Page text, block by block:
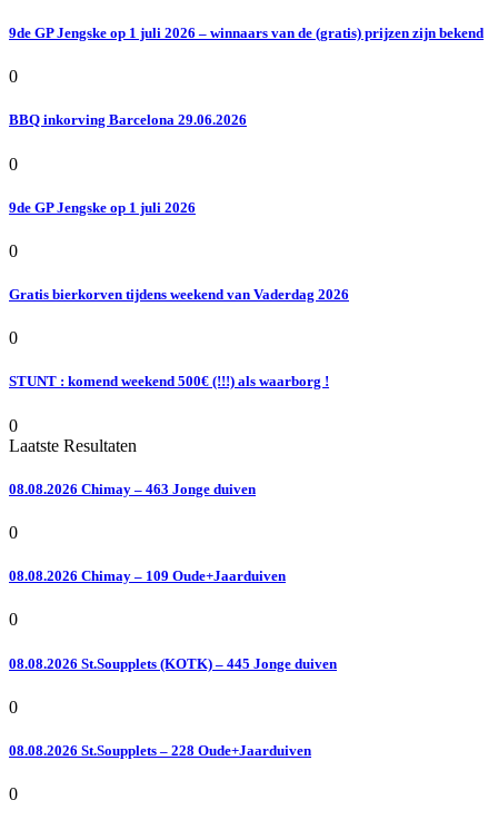
9de GP Jengske op 1 juli 2026 – winnaars van de (gratis) prijzen zijn bekend
0
BBQ inkorving Barcelona 29.06.2026
0
9de GP Jengske op 1 juli 2026
0
Gratis bierkorven tijdens weekend van Vaderdag 2026
0
STUNT : komend weekend 500€ (!!!) als waarborg !
0
Laatste Resultaten
08.08.2026 Chimay – 463 Jonge duiven
0
08.08.2026 Chimay – 109 Oude+Jaarduiven
0
08.08.2026 St.Soupplets (KOTK) – 445 Jonge duiven
0
08.08.2026 St.Soupplets – 228 Oude+Jaarduiven
0